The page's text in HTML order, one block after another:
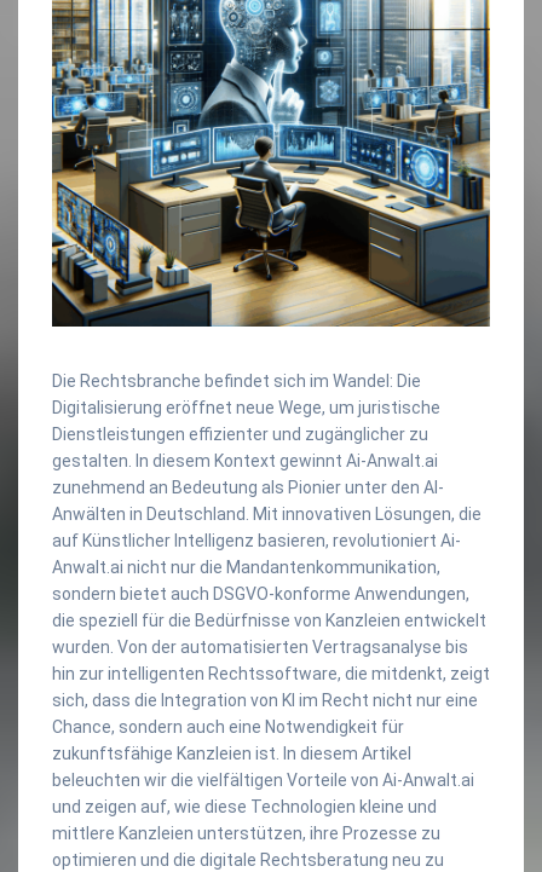
Die Rechtsbranche befindet sich im Wandel: Die
Digitalisierung eröffnet neue Wege, um juristische
Dienstleistungen effizienter und zugänglicher zu
gestalten. In diesem Kontext gewinnt Ai-Anwalt.ai
zunehmend an Bedeutung als Pionier unter den AI-
Anwälten in Deutschland. Mit innovativen Lösungen, die
auf Künstlicher Intelligenz basieren, revolutioniert Ai-
Anwalt.ai nicht nur die Mandantenkommunikation,
sondern bietet auch DSGVO-konforme Anwendungen,
die speziell für die Bedürfnisse von Kanzleien entwickelt
wurden. Von der automatisierten Vertragsanalyse bis
hin zur intelligenten Rechtssoftware, die mitdenkt, zeigt
sich, dass die Integration von KI im Recht nicht nur eine
Chance, sondern auch eine Notwendigkeit für
zukunftsfähige Kanzleien ist. In diesem Artikel
beleuchten wir die vielfältigen Vorteile von Ai-Anwalt.ai
und zeigen auf, wie diese Technologien kleine und
mittlere Kanzleien unterstützen, ihre Prozesse zu
optimieren und die digitale Rechtsberatung neu zu